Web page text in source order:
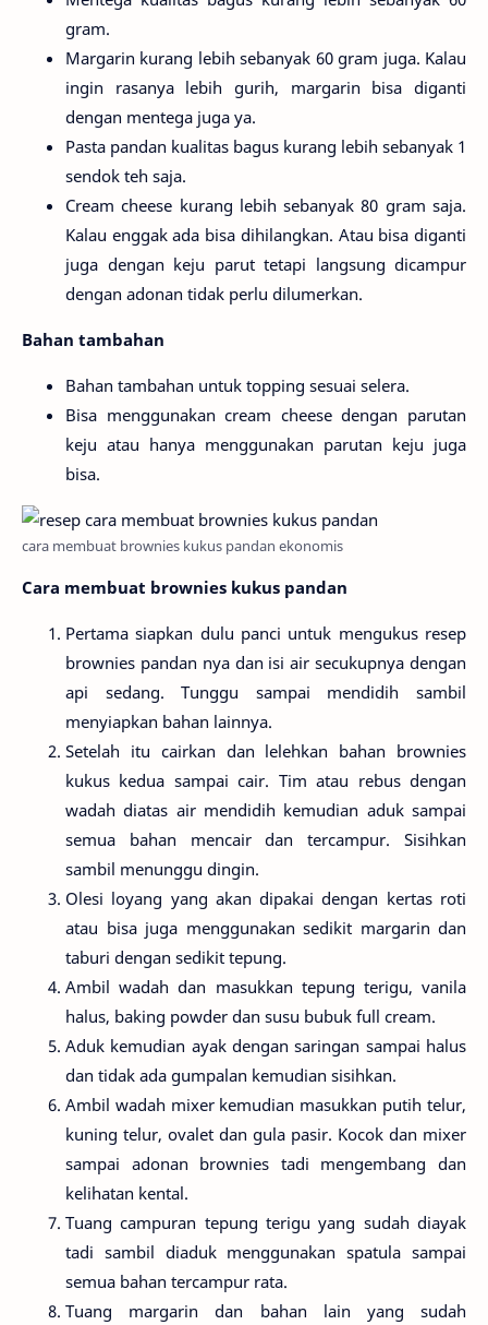
gram.
Margarin kurang lebih sebanyak 60 gram juga. Kalau
ingin rasanya lebih gurih, margarin bisa diganti
dengan mentega juga ya.
Pasta pandan kualitas bagus kurang lebih sebanyak 1
sendok teh saja.
Cream cheese kurang lebih sebanyak 80 gram saja.
Kalau enggak ada bisa dihilangkan. Atau bisa diganti
juga dengan keju parut tetapi langsung dicampur
dengan adonan tidak perlu dilumerkan.
Bahan tambahan
Bahan tambahan untuk topping sesuai selera.
Bisa menggunakan cream cheese dengan parutan
keju atau hanya menggunakan parutan keju juga
bisa.
cara membuat brownies kukus pandan ekonomis
Cara membuat brownies kukus pandan
Pertama siapkan dulu panci untuk mengukus resep
brownies pandan nya dan isi air secukupnya dengan
api sedang. Tunggu sampai mendidih sambil
menyiapkan bahan lainnya.
Setelah itu cairkan dan lelehkan bahan brownies
kukus kedua sampai cair. Tim atau rebus dengan
wadah diatas air mendidih kemudian aduk sampai
semua bahan mencair dan tercampur. Sisihkan
sambil menunggu dingin.
Olesi loyang yang akan dipakai dengan kertas roti
atau bisa juga menggunakan sedikit margarin dan
taburi dengan sedikit tepung.
Ambil wadah dan masukkan tepung terigu, vanila
halus, baking powder dan susu bubuk full cream.
Aduk kemudian ayak dengan saringan sampai halus
dan tidak ada gumpalan kemudian sisihkan.
Ambil wadah mixer kemudian masukkan putih telur,
kuning telur, ovalet dan gula pasir. Kocok dan mixer
sampai adonan brownies tadi mengembang dan
kelihatan kental.
Tuang campuran tepung terigu yang sudah diayak
tadi sambil diaduk menggunakan spatula sampai
semua bahan tercampur rata.
Tuang margarin dan bahan lain yang sudah